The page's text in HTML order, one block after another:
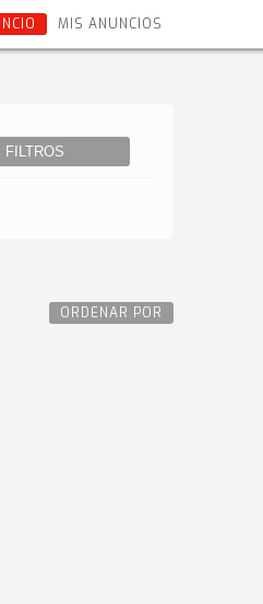
MIS ANUNCIOS
FILTROS
ORDENAR POR